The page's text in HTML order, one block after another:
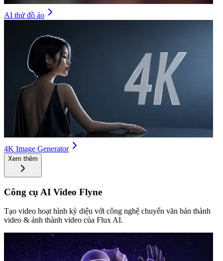
AI thử đồ ảo
4K Image Generator
Xem thêm
Công cụ AI Video Flyne
Tạo video hoạt hình kỳ diệu với công nghệ chuyển văn bản thành
video & ảnh thành video của Flux AI.